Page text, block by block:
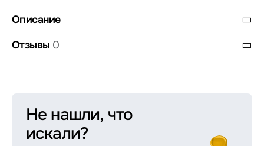
Описание
Отзывы 0
Не нашли, что
искали?